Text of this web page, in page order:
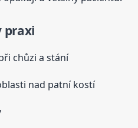
praxi
chůzi a stání
nad patní kostí